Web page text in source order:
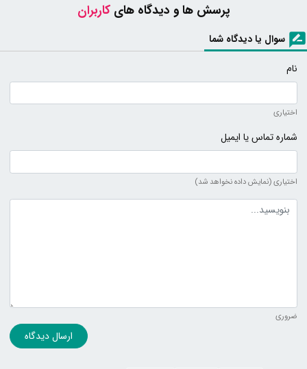
پرسش ها و دیدگاه هایکاربران
سوال یا دیدگاه شما
نام
اختیاری
شماره تماس یا ایمیل
اختیاری (نمایش داده نخواهد شد)
متن دیدگاه
ضروری
ارسال دیدگاه